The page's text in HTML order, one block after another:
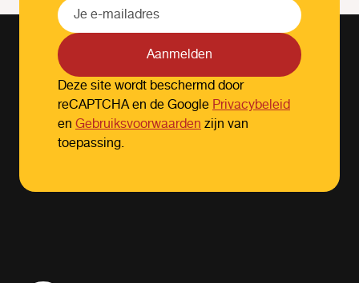
Aanmelden
Deze site wordt beschermd door
reCAPTCHA en de GooglePrivacybeleid
en Gebruiksvoorwaardenzijn van
toepassing.